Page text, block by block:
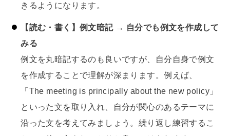
きるようになります。
【読む・書く】例文暗記 → 自分でも例文を作成して
みる
例文を丸暗記するのも良いですが、自分自身で例文
を作成することで理解が深まります。例えば、
「The meeting is principally about the new policy」
といった文を取り入れ、自分が関心のあるテーマに
沿った文を考えてみましょう。繰り返し練習するこ